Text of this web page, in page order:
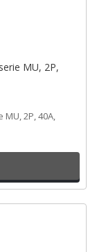
MU, 2P,
2P, 40A,